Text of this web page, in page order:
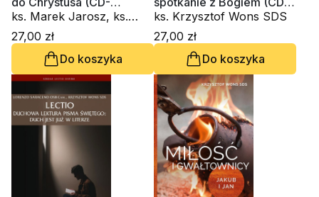
audiobook)
ks. Marek Jarosz, ks.
Piotr Kot, ks. Janusz
Królikowski, ks. Krzysztof
Wons SDS, ks. Tomasz
Trzaskawka
27,00 zł
Do koszyka
audiobook)
ks. Krzysztof Wons SDS
27,00 zł
Do koszyka